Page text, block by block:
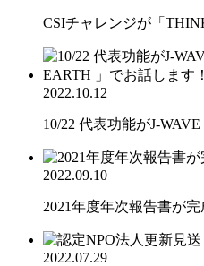
CSIチャレンジが「
2022.10.12
10/22 代表功能がJ-
2022.09.10
2021年度年次報告書が
2022.07.29